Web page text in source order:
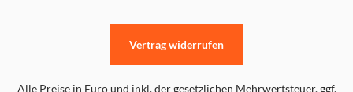
Alle Preise in Euro und inkl. der gesetzlichen Mehrwertsteuer. ggf.
Vertrag widerrufen